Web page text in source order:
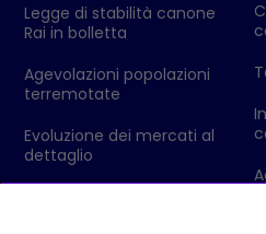
Legge di stabilità canone
Rai in bolletta
Agevolazioni popolazioni
terremotate
Evoluzione dei mercati al
dettaglio